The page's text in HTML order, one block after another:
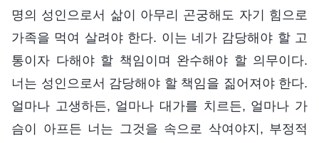
명의 성인으로서 삶이 아무리 곤궁해도 자기 힘으로
가족을 먹여 살려야 한다. 이는 네가 감당해야 할 고
통이자 다해야 할 책임이며 완수해야 할 의무이다.
너는 성인으로서 감당해야 할 책임을 짊어져야 한다.
얼마나 고생하든, 얼마나 대가를 치르든, 얼마나 가
슴이 아프든 너는 그것을 속으로 삭여야지, 부정적